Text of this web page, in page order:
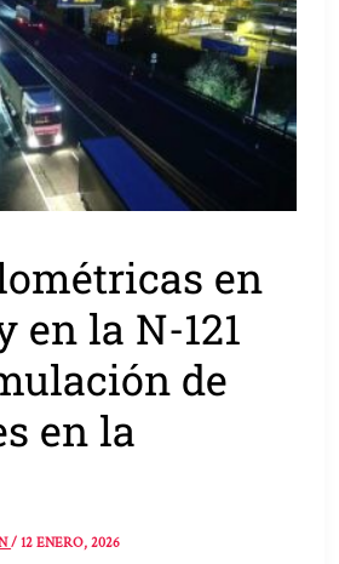
en
en la N-121
de
en la
/12 ENERO, 2026